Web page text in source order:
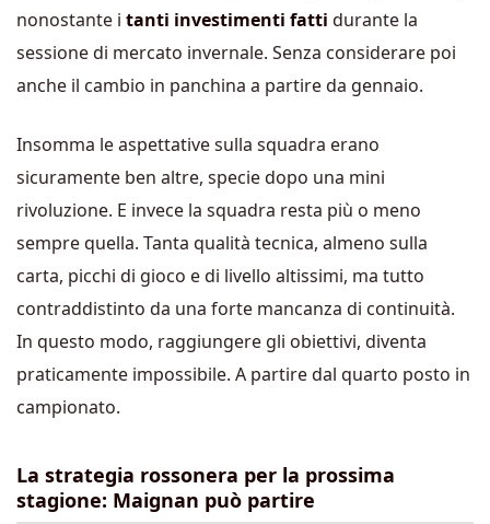
nonostante i tanti investimenti fatti durante la
sessione di mercato invernale. Senza considerare poi
anche il cambio in panchina a partire da gennaio.
Insomma le aspettative sulla squadra erano
sicuramente ben altre, specie dopo una mini
rivoluzione. E invece la squadra resta più o meno
sempre quella. Tanta qualità tecnica, almeno sulla
carta, picchi di gioco e di livello altissimi, ma tutto
contraddistinto da una forte mancanza di continuità.
In questo modo, raggiungere gli obiettivi, diventa
praticamente impossibile. A partire dal quarto posto in
campionato.
La strategia rossonera per la prossima
stagione: Maignan può partire